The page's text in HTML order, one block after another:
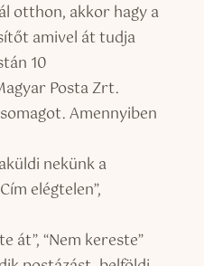
otthon, akkor hagy a
amivel át tudja
10
Posta Zrt.
Amennyiben
nekünk a
elégtelen”,
át”, “Nem kereste”